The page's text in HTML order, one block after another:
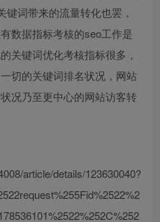
词带来的流量转化也罢，
数据指标考核的seo工作是
关键词优化考核指标很多，
切的关键词排名状况，网站
况乃至更中心的网站访客转
article/details/123630040?